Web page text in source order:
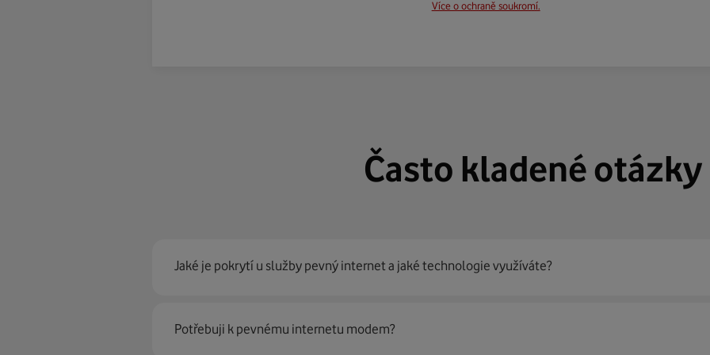
Více o ochraně soukromí.
Často kladené otázky
Jaké je pokrytí u služby pevný internet a jaké technologie využíváte?
Pevný internet můžeme nabídnout99 % českých domácností
prostřednictvím několika
Potřebuji k pevnému internetu modem?